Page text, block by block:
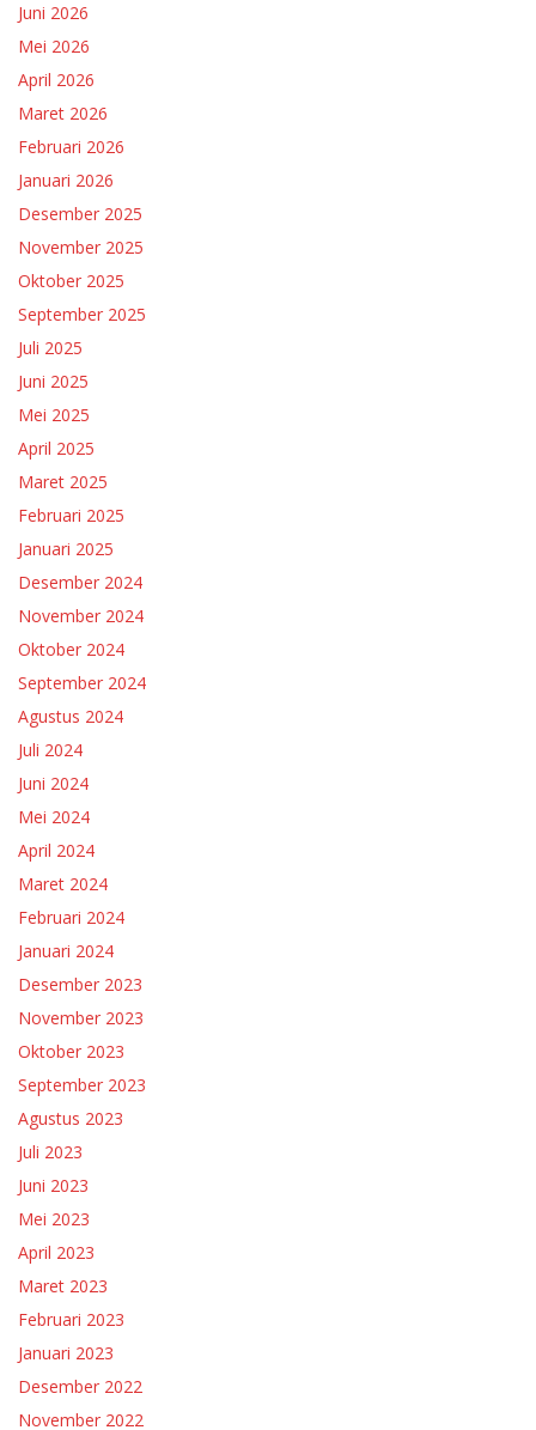
Juni 2026
Mei 2026
April 2026
Maret 2026
Februari 2026
Januari 2026
Desember 2025
November 2025
Oktober 2025
September 2025
Juli 2025
Juni 2025
Mei 2025
April 2025
Maret 2025
Februari 2025
Januari 2025
Desember 2024
November 2024
Oktober 2024
September 2024
Agustus 2024
Juli 2024
Juni 2024
Mei 2024
April 2024
Maret 2024
Februari 2024
Januari 2024
Desember 2023
November 2023
Oktober 2023
September 2023
Agustus 2023
Juli 2023
Juni 2023
Mei 2023
April 2023
Maret 2023
Februari 2023
Januari 2023
Desember 2022
November 2022